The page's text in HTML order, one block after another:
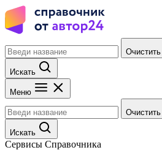
Искать
Меню
Искать
Сервисы Справочника